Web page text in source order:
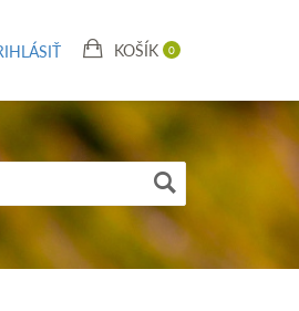
KOŠÍK